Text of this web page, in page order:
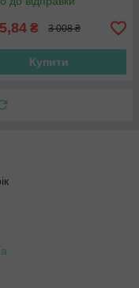
₴ 3 008 ₴
Купити